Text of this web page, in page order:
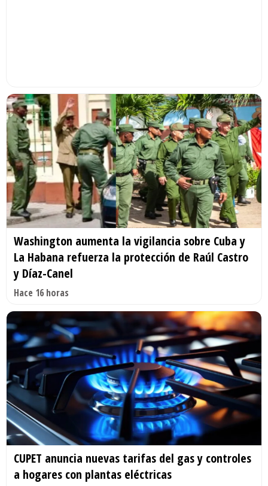
Washington aumenta la vigilancia sobre Cuba y
La Habana refuerza la protección de Raúl Castro
y Díaz-Canel
Hace 16 horas
CUPET anuncia nuevas tarifas del gas y controles
a hogares con plantas eléctricas